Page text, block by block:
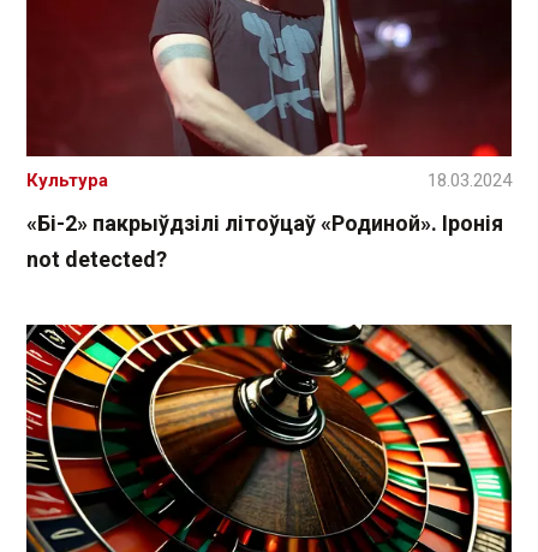
«Бі-2» пакрыўдзілі літоўцаў «Родиной». Іронія
not detected?
Культура 18.03.2024